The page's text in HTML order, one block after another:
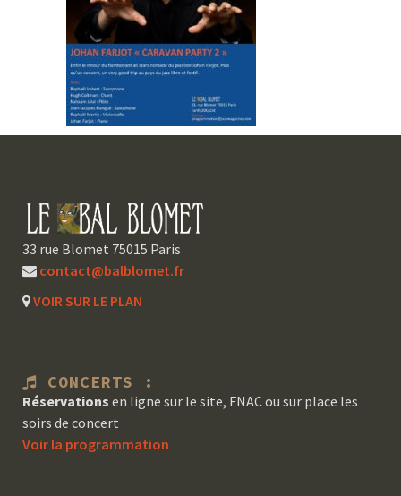
33 rue Blomet 75015 Paris
contact@balblomet.fr
VOIR SUR LE PLAN
CONCERTS :
Réservations en ligne sur le site, FNAC ou sur place les
soirs de concert
Voir la programmation